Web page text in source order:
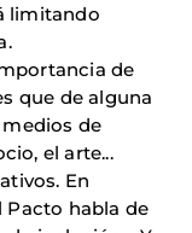
limitando
de
que de alguna
de
el arte...
En
Pacto habla de